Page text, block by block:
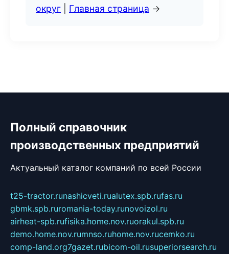
округ
Главная страница →
Полный справочник
производственных предприятий
Актуальный каталог компаний по всей России
t25-tractor.runashicveti.rualutex.spb.rufas.ru
gbmk.spb.ruromania-today.runovoizol.ru
airheat-spb.rufisika.home.nov.ruorakul.spb.ru
demo.home.nov.rumnso.ruhome.nov.rucemko.ru
comp-land.org7gazet.rubicom-oil.rusuperiorsearch.ru